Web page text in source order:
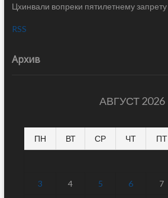
Цхинвали вопреки пятилетнему запрету
RSS
Архив
АВГУСТ 2026
ПН ВТ СР ЧТ ПТ
3 4 5 6 7